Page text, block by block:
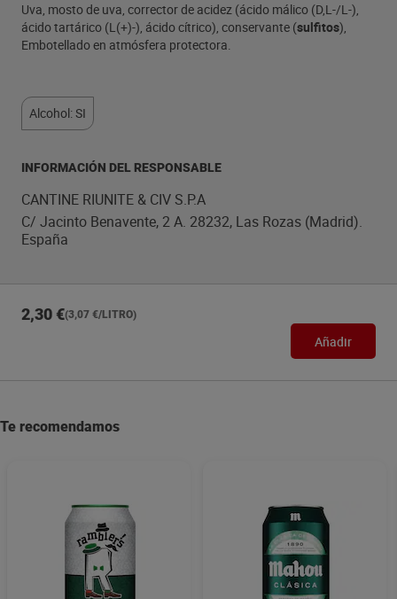
Uva, mosto de uva, corrector de acidez (ácido málico (D,L-/L-),
ácido tartárico (L(+)-), ácido cítrico), conservante (sulfitos),
Embotellado en atmósfera protectora.
Alcohol: SI
INFORMACIÓN DEL RESPONSABLE
CANTINE RIUNITE & CIV S.P.A
C/ Jacinto Benavente, 2 A. 28232, Las Rozas (Madrid).
España
2,30 €(3,07 €/LITRO)
Añadir
Te recomendamos